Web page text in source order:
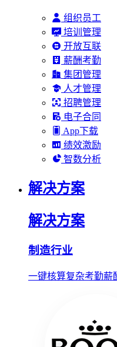
组织员工
培训管理
开放互联
薪酬考勤
集团管理
人才管理
招聘管理
电子合同
App下载
绩效激励
智数分析
解决方案
解决方案
制造行业
一键核算复杂考勤薪